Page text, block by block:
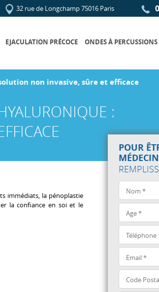
32 rue de Longchamp 75016 Paris
EJACULATION PRÉCOCE ONDES À PERCUSSIONS
non invasive, sûre et efficace
:
immédiats, la pénoplastie
la confiance en soi et le
POUR